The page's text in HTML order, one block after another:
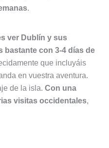
.
ver Dublín y sus
bastante con 3-4 días de
que incluyáis
en vuestra aventura.
de la isla. Con una
visitas occidentales,